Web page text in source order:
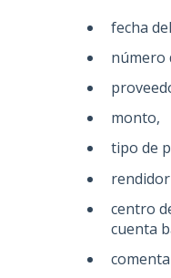
fecha
número
monto,
tipo de
centro
cuenta